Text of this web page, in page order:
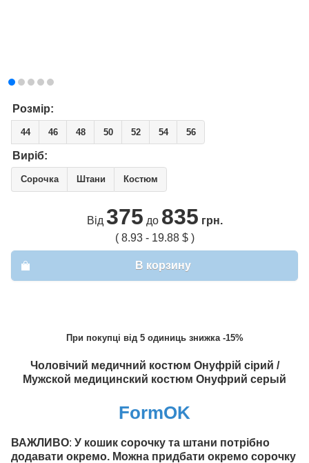
Розмір:
44 46 48 50 52 54 56
Виріб:
Сорочка Штани Костюм
Від 375 до 835 грн.
( 8.93 - 19.88 $ )
В корзину
При покупці від 5 одиниць знижка -15%
Чоловічий медичний костюм Онуфрій сірий /
Мужской медицинский костюм Онуфрий серый
FormOK
ВАЖЛИВО: У кошик сорочку та штани потрібно
додавати окремо. Можна придбати окремо сорочку